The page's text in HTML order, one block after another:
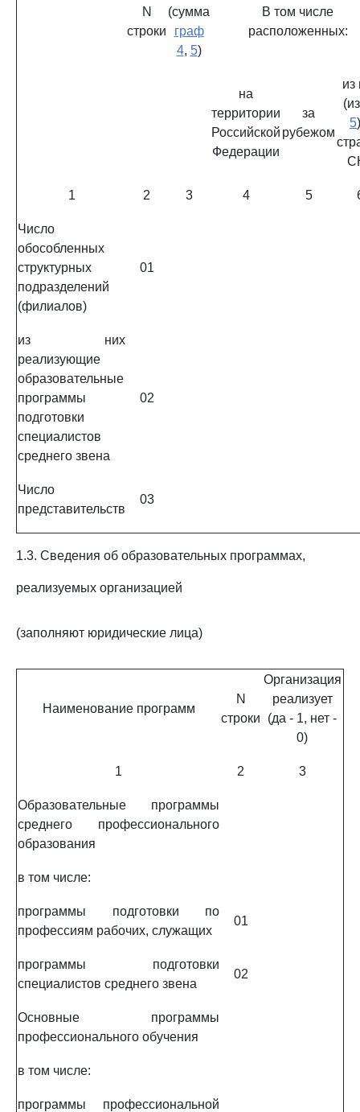
N
строки
(сумма
граф
4, 5)
В том числе
расположенных:
на
территории
Российской
Федерации
за
рубежом
из
5
1 2 3 4 5
Число
обособленных
структурных
подразделений
(филиалов)
01
из них
реализующие
образовательные
программы
подготовки
специалистов
среднего звена
02
Число
представительств
03
1.3. Сведения об образовательных программах,
реализуемых организацией
(заполняют юридические лица)
Наименование программ
N
строки
Организация
реализует
(да - 1, нет -
0)
1 2 3
Образовательные программы
среднего профессионального
образования
в том числе:
программы подготовки по
профессиям рабочих, служащих
01
программы подготовки
специалистов среднего звена
02
Основные программы
профессионального обучения
в том числе:
программы профессиональной